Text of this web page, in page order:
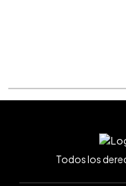
Todos los